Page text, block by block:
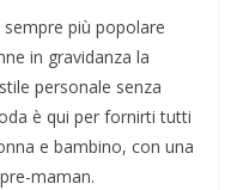
più popolare
in gravidanza la
personale senza
è qui per fornirti tutti
e bambino, con una
maman.